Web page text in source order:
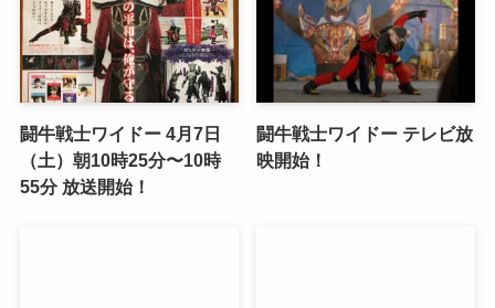
闘牛戦士ワイドー 4月7日
（土）朝10時25分〜10時
55分 放送開始！
闘牛戦士ワイドー テレビ放
映開始！